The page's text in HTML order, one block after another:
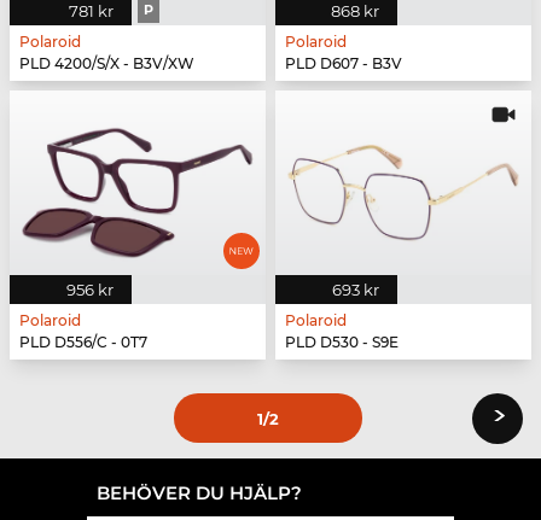
781 kr P
Polaroid
PLD 4200/S/X - B3V/XW
868 kr
Polaroid
PLD D607 - B3V
956 kr
Polaroid
PLD D556/C - 0T7
693 kr
Polaroid
PLD D530 - S9E
1/2 ›
BEHÖVER DU HJÄLP?